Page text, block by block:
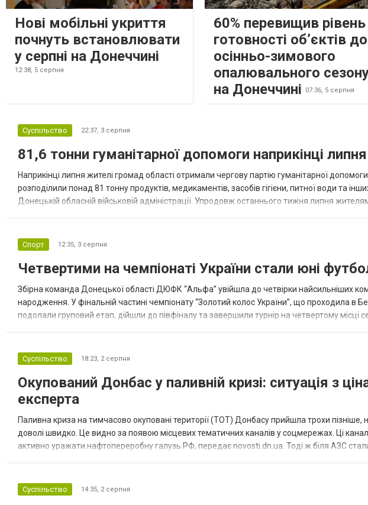
Нові мобільні укриття
почнуть встановлювати
у серпні на Донеччині
12:38, 5 серпня
60% перевищив рівень
готовності об’єктів до
осінньо-зимового
опалювального
на Донеччині
07:36, 5 серпня
Суспільство 22:37, 3 серпня
81,6 тонни гуманітарної допомоги наприкінці
Наприкінці липня жителі громад області отримали чергову партію гуманітарної
розподілили понад 81 тонну продуктів, медикаментів, засобів гігієни, питної води та
Донецькій обласній військовій адміністрації. Упродовж останнього тижня липня
Спорт 12:35, 3 серпня
Четвертими на чемпіонаті України стали юні
Збірна команда Донецької області ДЮФК “Альфа” увійшла до четвірки найсильніших
народження. У фінальній частині чемпіонату “Золотий колос України”, що проходила в
подолали груповий етап, дійшли до півфіналу та завершили турнір на четвертому місці
Суспільство 18:23, 2 серпня
Окупований Донбас у паливній кризі: ситуація з
експерта
Паливна криза на тимчасово окуповані території (ТОТ) Донбасу прийшла трохи пізніше,
доволі швидко. Це видно за появою місцевих тематичних каналів у соцмережах. Ці
активно уражати нафтопереробну галузь РФ, передає novosti.dn.ua. Тоді ж біля АЗС
Суспільство 14:35, 2 серпня